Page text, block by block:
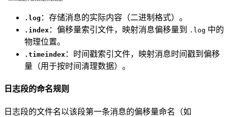
.log ：存储消息的实际内容（二进制格式）。
.index ：偏移量索引文件，映射消息偏移量到 .log 中的
物理位置。
.timeindex ：时间戳索引文件，映射消息时间戳到偏移
量（用于按时间清理数据）。
日志段的命名规则
日志段的文件名以该段第一条消息的偏移量命名（如